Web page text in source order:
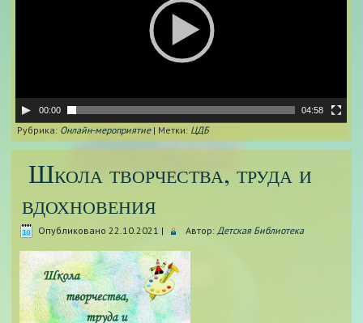
00:00 04:58
Рубрика: Онлайн-мероприятие| Метки: ЦДБ
Школа творчества, труда и
вдохновения
Опубликовано 22.10.2021 | Автор: Детская Библиотека